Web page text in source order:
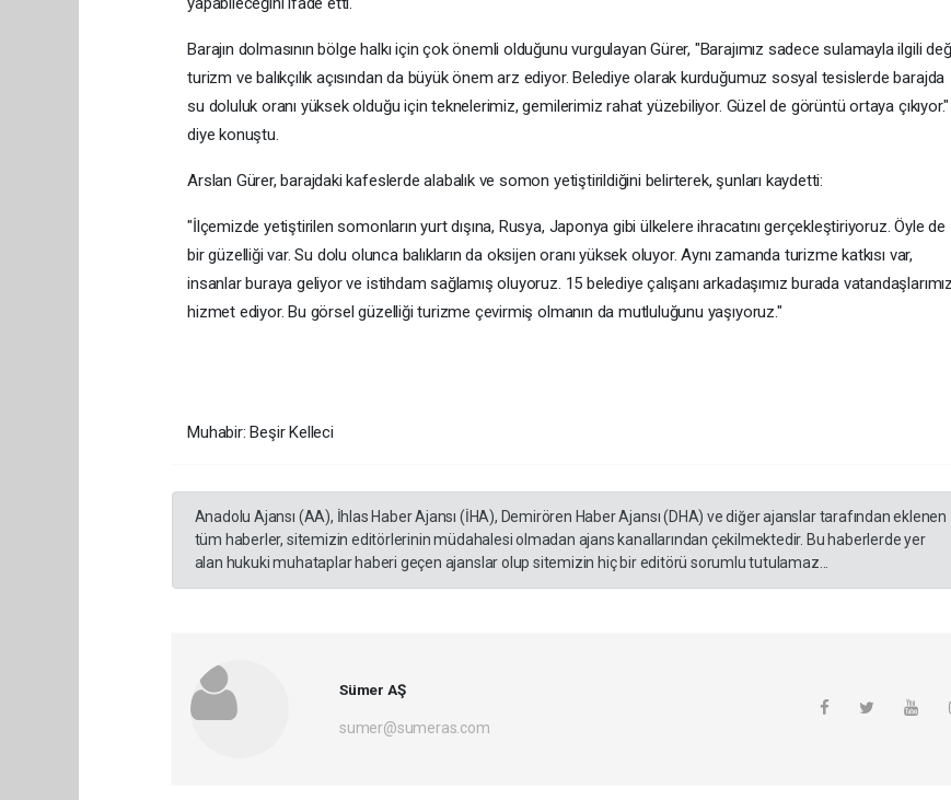
Barajın dolmasının bölge halkı için çok önemli olduğunu vurgulayan Gürer, "Barajımız sadece sulamayla ilgili
turizm ve balıkçılık açısından da büyük önem arz ediyor. Belediye olarak kurduğumuz sosyal tesislerde barajda
su doluluk oranı yüksek olduğu için teknelerimiz, gemilerimiz rahat yüzebiliyor. Güzel de görüntü ortaya çıkıyor."
diye konuştu.
Arslan Gürer, barajdaki kafeslerde alabalık ve somon yetiştirildiğini belirterek, şunları kaydetti:
"İlçemizde yetiştirilen somonların yurt dışına, Rusya, Japonya gibi ülkelere ihracatını gerçekleştiriyoruz. Öyle de
bir güzelliği var. Su dolu olunca balıkların da oksijen oranı yüksek oluyor. Aynı zamanda turizme katkısı var,
insanlar buraya geliyor ve istihdam sağlamış oluyoruz. 15 belediye çalışanı arkadaşımız burada
hizmet ediyor. Bu görsel güzelliği turizme çevirmiş olmanın da mutluluğunu yaşıyoruz."
Muhabir: Beşir Kelleci
Anadolu Ajansı (AA), İhlas Haber Ajansı (İHA), Demirören Haber Ajansı (DHA) ve diğer ajanslar tarafından eklenen
tüm haberler, sitemizin editörlerinin müdahalesi olmadan ajans kanallarından çekilmektedir. Bu haberlerde yer
alan hukuki muhataplar haberi geçen ajanslar olup sitemizin hiç bir editörü sorumlu tutulamaz...
Sümer AŞ
sumer@sumeras.com